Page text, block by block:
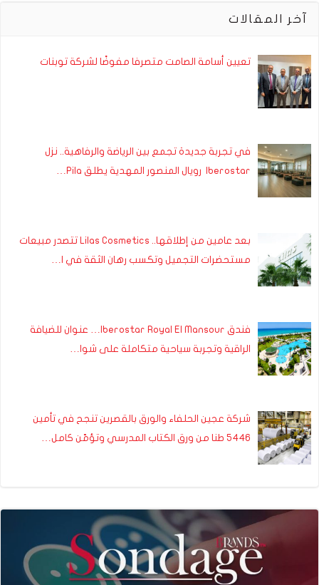
آخر المقالات
تعيين أسامة الصامت متصرفا مفوضًا لشركة توبنات
في تجربة جديدة تجمع بين الرياضة والرفاهية.. نزل
Iberostar رويال المنصور المهدية يطلق Pila…
بعد عامين من إطلاقها.. Lilas Cosmetics تتصدر مبيعات
مستحضرات التجميل وتكسب رهان الثقة في ا…
فندق Iberostar Royal El Mansour… عنوان للضيافة
الراقية وتجربة سياحية متكاملة على شوا…
شركة عجين الحلفاء والورق بالقصرين تنجح في تأمين
5446 طنا من ورق الكتاب المدرسي وتؤمّن كامل…